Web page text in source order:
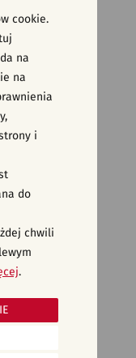
cookie.
na
na
i
do
chwili
.